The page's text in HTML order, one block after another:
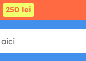
250 lei